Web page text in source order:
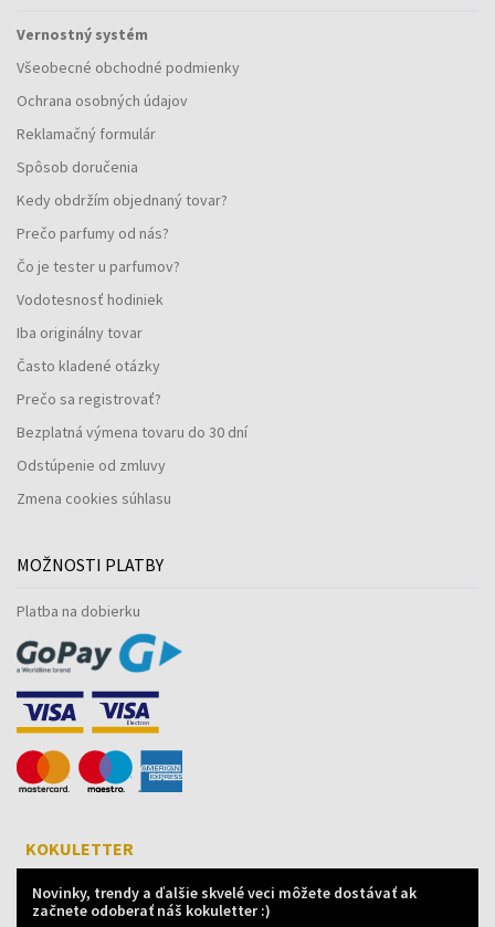
Vernostný systém
Všeobecné obchodné podmienky
Ochrana osobných údajov
Reklamačný formulár
Spôsob doručenia
Kedy obdržím objednaný tovar?
Prečo parfumy od nás?
Čo je tester u parfumov?
Vodotesnosť hodiniek
Iba originálny tovar
Často kladené otázky
Prečo sa registrovať?
Bezplatná výmena tovaru do 30 dní
Odstúpenie od zmluvy
Zmena cookies súhlasu
MOŽNOSTI PLATBY
Platba na dobierku
KOKULETTER
Novinky, trendy a ďalšie skvelé veci môžete dostávať ak
začnete odoberať náš kokuletter :)